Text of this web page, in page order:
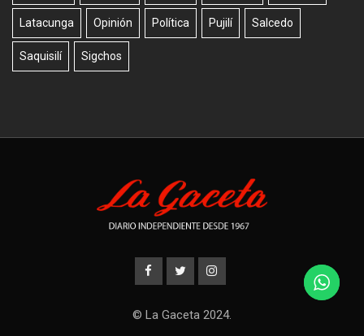
Latacunga Opinión Política Pujilí Salcedo
Saquisilí Sigchos
© La Gaceta 2024.